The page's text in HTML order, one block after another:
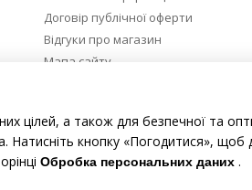
Договір публічної оферти
Відгуки про магазин
Мапа сайту
цілей, а також для безпечної та
кнопку «Погодитися», щоб
Обробка персональних даних .